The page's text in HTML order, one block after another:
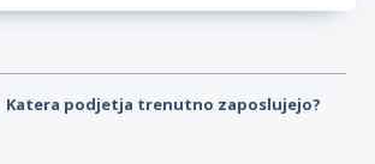
Katera podjetja trenutno zaposlujejo?